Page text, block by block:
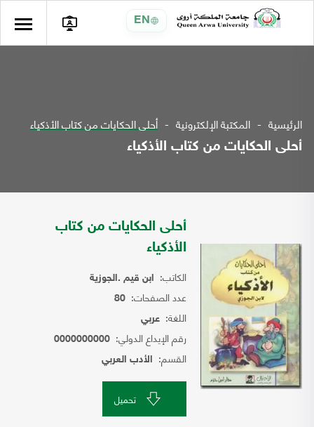
EN
الرئيسية المكتبة الإلكترونية أحلى الحكايات من كتاب الأذكياء
أحلى الحكايات من كتاب الأذكياء
أحلى الحكايات من كتاب
الأذكياء
الكاتب: ابن قيم .الجوزية
عدد الصفحات: 80
اللغة: عربي
رقم الإيداع الدولي: 0000000000
القسم: الأدب العربي
تحميل